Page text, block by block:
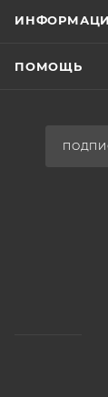
ПОМОЩЬ